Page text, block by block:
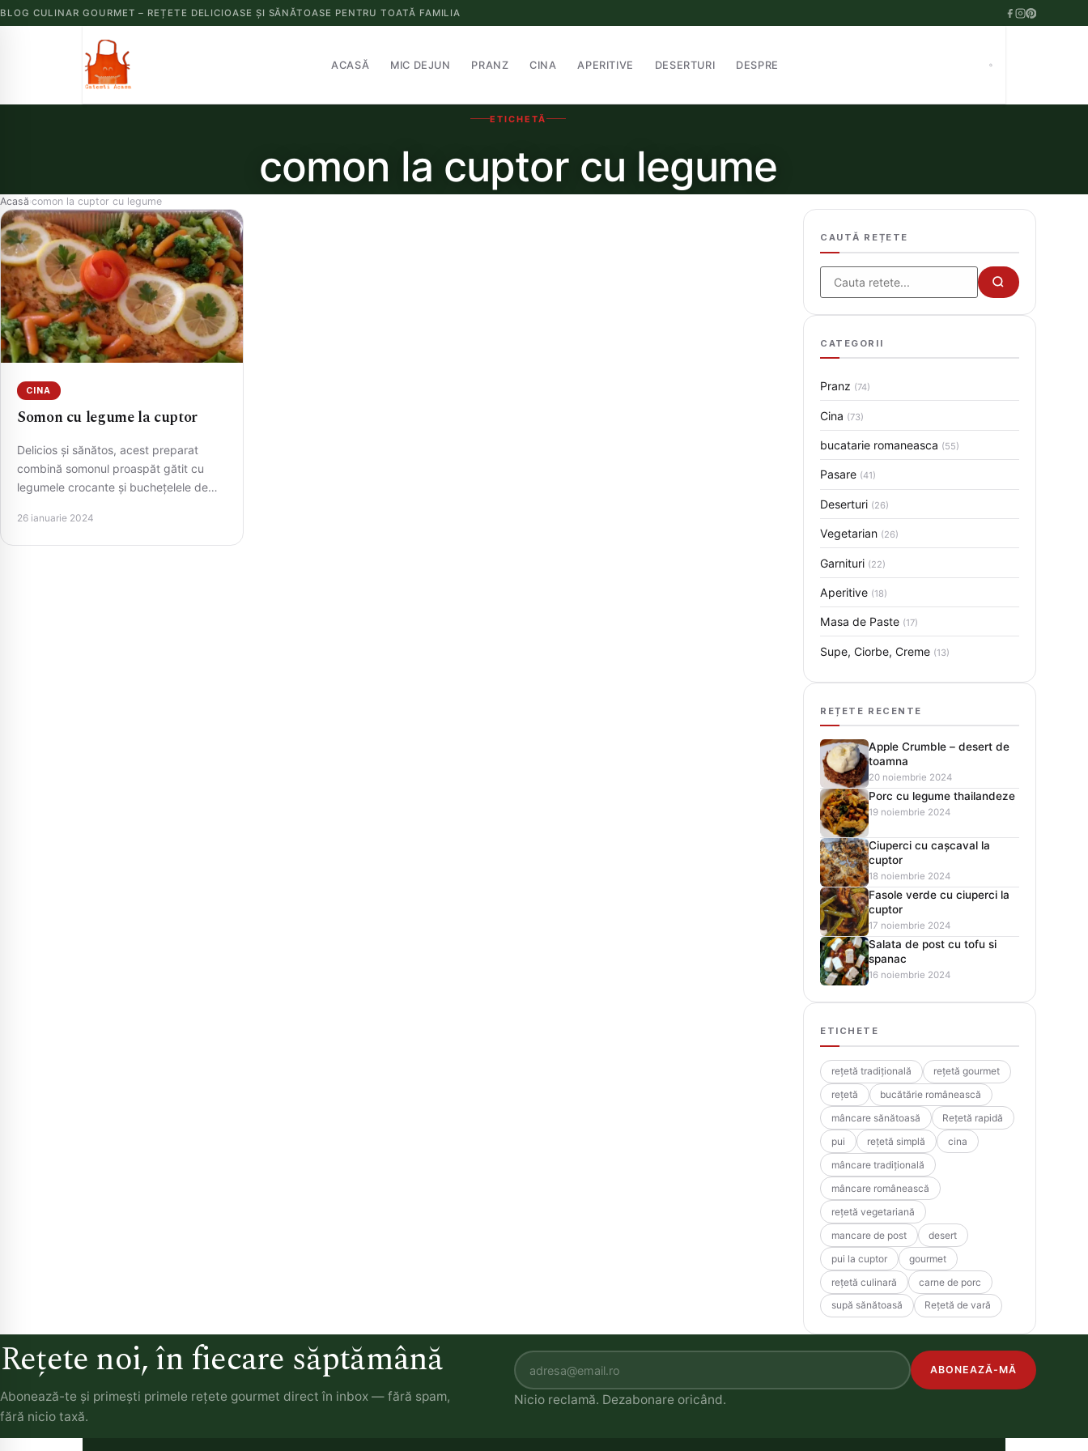
BLOG CULINAR GOURMET – REȚETE DELICIOASE ȘI SĂNĂTOASE PENTRU TOATĂ FAMILIA
ACASĂ MIC DEJUN PRANZ CINA APERITIVE DESERTURI DESPRE
ETICHETĂ
comon la cuptor cu legume
Acasă›comon la cuptor cu legume
CINA
Somon cu legume la cuptor
Delicios și sănătos, acest preparat
combină somonul proaspăt gătit cu
legumele crocante și buchețelele de
la…
26 ianuarie 2024
CAUTĂ REȚETE
Cauta
CATEGORII
Pranz (74)
Cina (73)
bucatarie romaneasca (55)
Pasare (41)
Deserturi (26)
Vegetarian (26)
Garnituri (22)
Aperitive (18)
Masa de Paste (17)
Supe, Ciorbe, Creme (13)
REȚETE RECENTE
Apple Crumble – desert de
toamna
20 noiembrie 2024
Porc cu legume thailandeze
19 noiembrie 2024
Ciuperci cu cașcaval la
cuptor
18 noiembrie 2024
Fasole verde cu ciuperci la
cuptor
17 noiembrie 2024
Salata de post cu tofu si
spanac
16 noiembrie 2024
ETICHETE
rețetă tradițională
rețetă gourmet
rețetă
bucătărie românească
mâncare sănătoasă
Rețetă rapidă
pui
rețetă simplă
cina
mâncare tradițională
mâncare românească
rețetă vegetariană
mancare de post
desert
pui la cuptor
gourmet
rețetă culinară
carne de porc
supă sănătoasă
Rețetă de vară
Rețete noi, în fiecare săptămână
Abonează-te și primești primele rețete gourmet direct în inbox — fără spam,
fără nicio taxă.
ABONEAZĂ-MĂ
Nicio reclamă. Dezabonare oricând.